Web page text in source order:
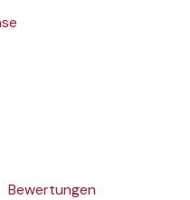
Bewertungen